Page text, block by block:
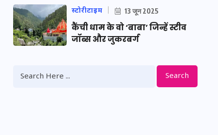
स्टोरीटाइम 13 जून 2025
कैंची धाम के वो ‘बाबा’ जिन्हें स्टीव
जॉब्स और जुकरबर्ग
Search